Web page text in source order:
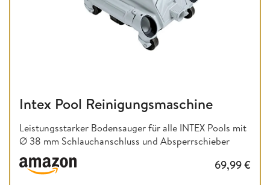
Intex Pool Reinigungsmaschine
Leistungsstarker Bodensauger für alle INTEX Pools mit
Ø 38 mm Schlauchanschluss und Absperrschieber
69,99€